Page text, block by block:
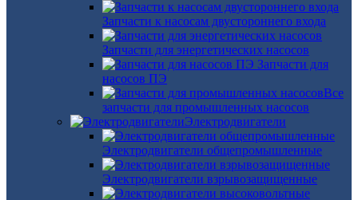
Запчасти к насосам двустороннего входа
Запчасти для энергетических насосов
Запчасти для
насосов ПЭ
Все
запчасти для промышленных насосов
Электродвигатели
Электродвигатели общепромышленные
Электродвигатели взрывозащищенные